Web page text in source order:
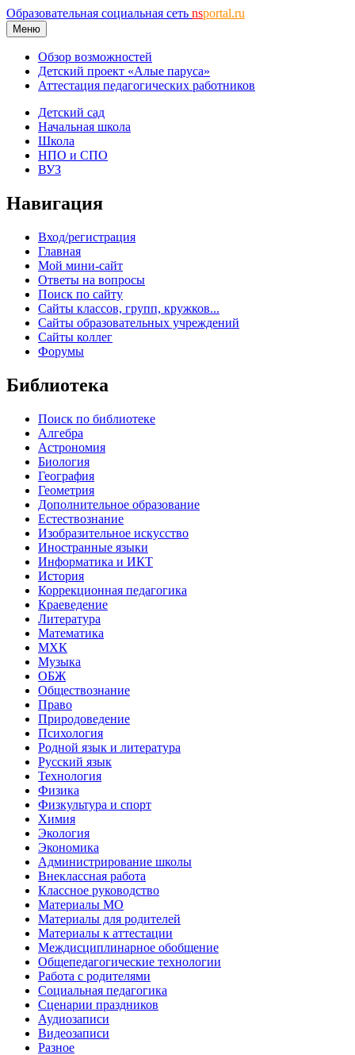
Образовательная социальная сеть nsportal.ru
Меню
Обзор возможностей
Детский проект «Алые паруса»
Аттестация педагогических работников
Детский сад
Начальная школа
Школа
НПО и СПО
ВУЗ
Навигация
Вход/регистрация
Главная
Мой мини-сайт
Ответы на вопросы
Поиск по сайту
Сайты классов, групп, кружков...
Сайты образовательных учреждений
Сайты коллег
Форумы
Библиотека
Поиск по библиотеке
Алгебра
Астрономия
Биология
География
Геометрия
Дополнительное образование
Естествознание
Изобразительное искусство
Иностранные языки
Информатика и ИКТ
История
Коррекционная педагогика
Краеведение
Литература
Математика
МХК
Музыка
ОБЖ
Обществознание
Право
Природоведение
Психология
Родной язык и литература
Русский язык
Технология
Физика
Физкультура и спорт
Химия
Экология
Экономика
Администрирование школы
Внеклассная работа
Классное руководство
Материалы МО
Материалы для родителей
Материалы к аттестации
Междисциплинарное обобщение
Общепедагогические технологии
Работа с родителями
Социальная педагогика
Сценарии праздников
Аудиозаписи
Видеозаписи
Разное